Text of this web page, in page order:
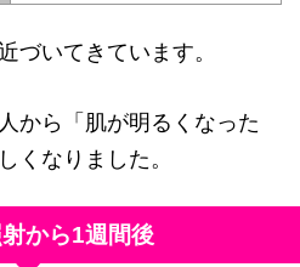
づいてきています。
から「肌が明るくなった
くなりました。
から1週間後